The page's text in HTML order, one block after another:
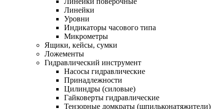
Линейки
Уровни
Индикаторы часового типа
Микрометры
Ящики, кейсы, сумки
Ложементы
Гидравлический инструмент
Насосы гидравлические
Принадлежности
Цилиндры (силовые)
Гайковерты гидравлические
Тензорные домкраты (шпильконатяжители)